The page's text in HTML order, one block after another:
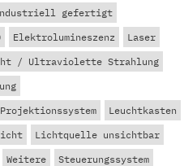
industriell gefertigt
Elektrolumineszenz
Laser
/ Ultraviolette Strahlung
Projektionssystem
Leuchtkasten
Lichtquelle unsichtbar
Weitere
Steuerungssystem